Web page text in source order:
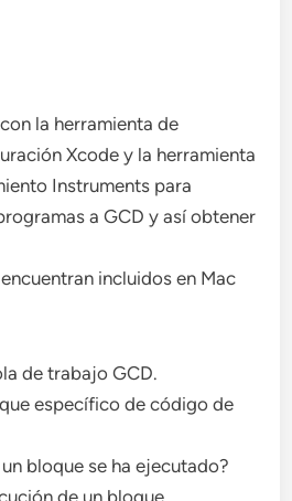
la herramienta de
Xcode y la herramienta
Instruments para
a GCD y así obtener
incluidos en Mac
de trabajo GCD.
específico de código de
bloque se ha ejecutado?
de un bloque